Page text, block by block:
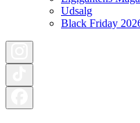
Udsalg
Black Friday